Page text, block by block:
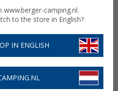
www.berger-camping.nl.
to the store in English?
IN ENGLISH